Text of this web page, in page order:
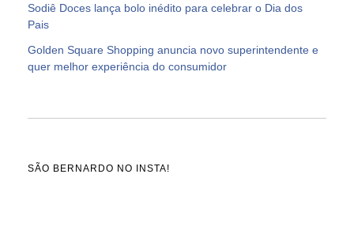
Sodiê Doces lança bolo inédito para celebrar o Dia dos
Pais
Golden Square Shopping anuncia novo superintendente e
quer melhor experiência do consumidor
SÃO BERNARDO NO INSTA!